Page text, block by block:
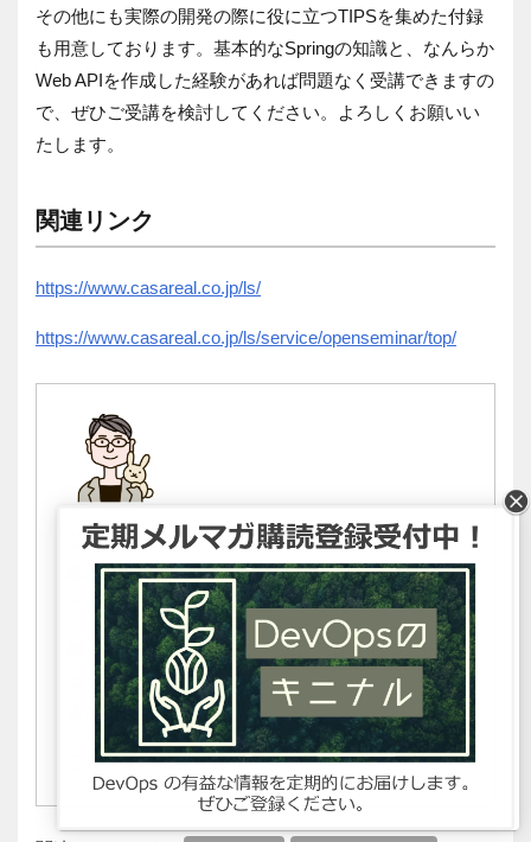
その他にも実際の開発の際に役に立つTIPSを集めた付録
も用意しております。基本的なSpringの知識と、なんらか
Web APIを作成した経験があれば問題なく受講できますの
で、ぜひご受講を検討してください。よろしくお願いい
たします。
関連リンク
https://www.casareal.co.jp/ls/
https://www.casareal.co.jp/ls/service/openseminar/top/
この記事の著者：越智理夫
株式会社カサレアル プロフェッショナルソリュ
ーション第1技術部ラーニングサービス技術課
様々な研修コースの開発および実施を担当。研修
コンテンツへのゲーミフィケーション導入を日
夜、探求している。
この著者の記事一覧